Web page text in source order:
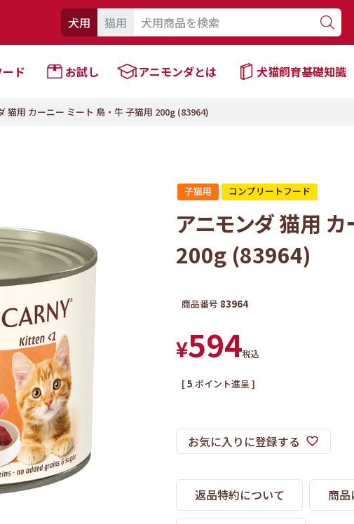
犬用 猫用
ド お試し アニモンダとは 犬猫飼育基礎知識
猫用 カーニー ミート 鳥・牛 子猫用 200g (83964)
子猫用 コンプリートフード
アニモンダ 猫用 カ
200g (83964)
商品番号 83964
¥594税込
[5 ポイント進呈 ]
お気に入りに登録する
返品特約について 商